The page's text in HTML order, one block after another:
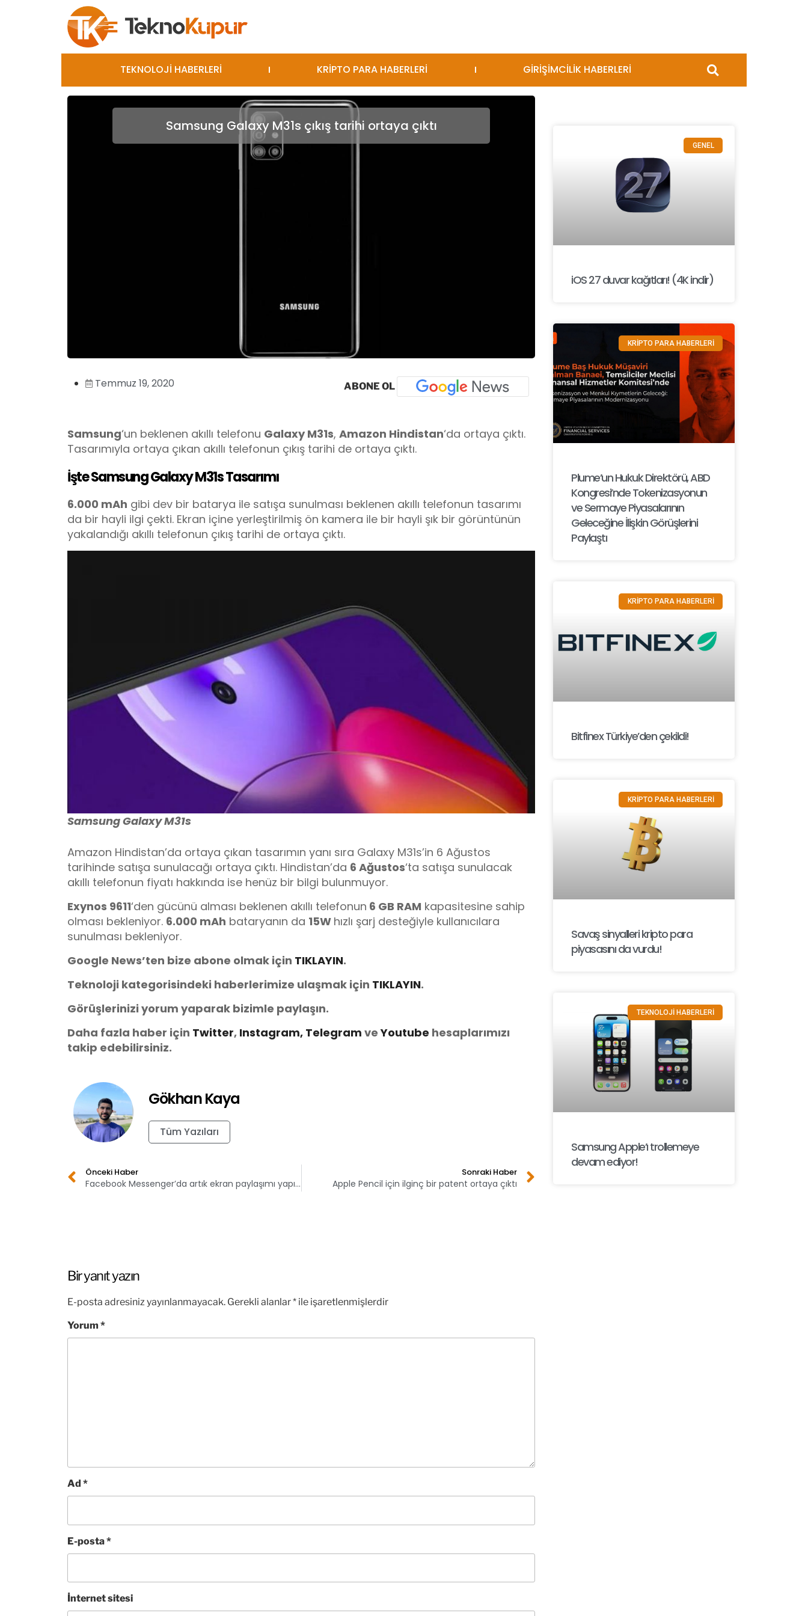
TEKNOLOJİ HABERLERİ KRİPTO PARA HABERLERİ GİRİŞİMCİLİK HABERLERİ
Samsung Galaxy M31s çıkış tarihi ortaya çıktı
Temmuz 19, 2020 ABONE OL
Samsung‘un beklenen akıllı telefonu Galaxy M31s, Amazon Hindistan‘da ortaya çıktı.
Tasarımıyla ortaya çıkan akıllı telefonun çıkış tarihi de ortaya çıktı.
İşte Samsung Galaxy M31s Tasarımı
6.000 mAh gibi dev bir batarya ile satışa sunulması beklenen akıllı telefonun tasarımı
da bir hayli ilgi çekti. Ekran içine yerleştirilmiş ön kamera ile bir hayli şık bir görüntünün
yakalandığı akıllı telefonun çıkış tarihi de ortaya çıktı.
Samsung Galaxy M31s
Amazon Hindistan’da ortaya çıkan tasarımın yanı sıra Galaxy M31s’in 6 Ağustos
tarihinde satışa sunulacağı ortaya çıktı. Hindistan’da 6 Ağustos‘ta satışa sunulacak
akıllı telefonun fiyatı hakkında ise henüz bir bilgi bulunmuyor.
Exynos 9611‘den gücünü alması beklenen akıllı telefonun 6 GB RAM kapasitesine sahip
olması bekleniyor. 6.000 mAh bataryanın da 15W hızlı şarj desteğiyle kullanıcılara
sunulması bekleniyor.
Google News’ten bize abone olmak için TIKLAYIN.
Teknoloji kategorisindeki haberlerimize ulaşmak için TIKLAYIN.
Görüşlerinizi yorum yaparak bizimle paylaşın.
Daha fazla haber için Twitter, Instagram, Telegram veYoutube hesaplarımızı
takip edebilirsiniz.
Gökhan Kaya
Tüm Yazıları
Önceki Haber
Facebook Messenger’da artık ekran paylaşımı yapılacak
Sonraki Haber
Apple Pencil için ilginç bir patent ortaya çıktı
Bir yanıt yazın
E-posta adresiniz yayınlanmayacak. Gerekli alanlar* ile işaretlenmişlerdir
Yorum *
Ad *
E-posta*
İnternet sitesi
GENEL
iOS 27 duvar kağıtları! (4K indir)
KRİPTO PARA HABERLERİ
Plume’un Hukuk Direktörü, ABD
Kongresi’nde Tokenizasyonun
ve Sermaye Piyasalarının
Geleceğine İlişkin Görüşlerini
Paylaştı
KRİPTO PARA HABERLERİ
Bitfinex Türkiye’den çekildi!
KRİPTO PARA HABERLERİ
Savaş sinyalleri kripto para
piyasasını da vurdu!
TEKNOLOJİ HABERLERİ
Samsung Apple’ı trollemeye
devam ediyor!